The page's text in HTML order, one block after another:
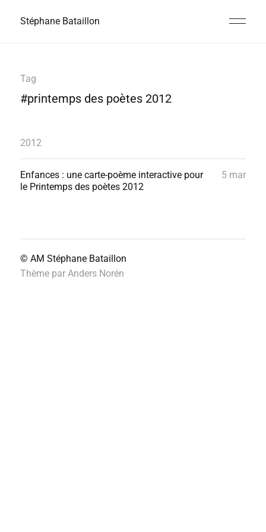
Stéphane Bataillon
Tag
#printemps des poètes 2012
2012
Enfances : une carte-poème interactive pour
le Printemps des poètes 2012
5 mar
© AM Stéphane Bataillon
Thème par Anders Norén